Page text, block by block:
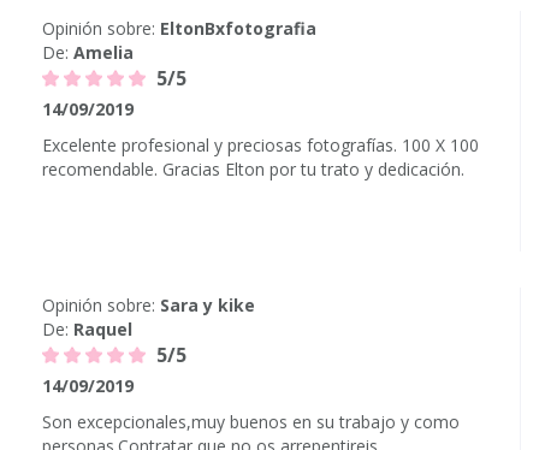
Opinión sobre: EltonBxfotografia
De: Amelia
5/5
14/09/2019
Excelente profesional y preciosas fotografías. 100 X 100
recomendable. Gracias Elton por tu trato y dedicación.
Opinión sobre: Sara y kike
De: Raquel
5/5
14/09/2019
Son excepcionales,muy buenos en su trabajo y como